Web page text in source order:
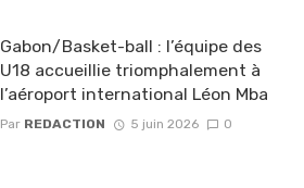
Gabon/Basket-ball : l’équipe des
U18 accueillie triomphalement à
l’aéroport international Léon Mba
Par REDACTION 5 juin 2026 0